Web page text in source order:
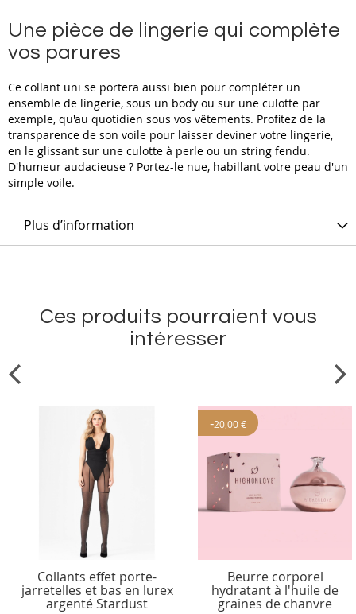
Une pièce de lingerie qui complète
vos parures
Ce collant uni se portera aussi bien pour compléter un
ensemble de lingerie, sous un body ou sur une culotte par
exemple, qu'au quotidien sous vos vêtements. Profitez de la
transparence de son voile pour laisser deviner votre lingerie,
en le glissant sur une culotte à perle ou un string fendu.
D'humeur audacieuse ? Portez-le nue, habillant votre peau d'un
simple voile.
Plus d’information
Ces produits pourraient vous
intéresser
Collants effet porte-
jarretelles et bas en lurex
argenté Stardust
-20,00 €
Beurre corporel
hydratant à l'huile de
graines de chanvre